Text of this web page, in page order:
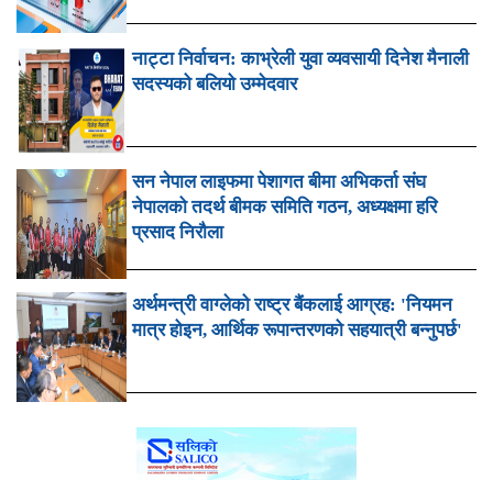
नाट्टा निर्वाचन: काभ्रेली युवा व्यवसायी दिनेश मैनाली
सदस्यको बलियो उम्मेदवार
सन नेपाल लाइफमा पेशागत बीमा अभिकर्ता संघ
नेपालको तदर्थ बीमक समिति गठन, अध्यक्षमा हरि
प्रसाद निरौला
अर्थमन्त्री वाग्लेको राष्ट्र बैंकलाई आग्रह: 'नियमन
मात्र होइन, आर्थिक रूपान्तरणको सहयात्री बन्नुपर्छ'